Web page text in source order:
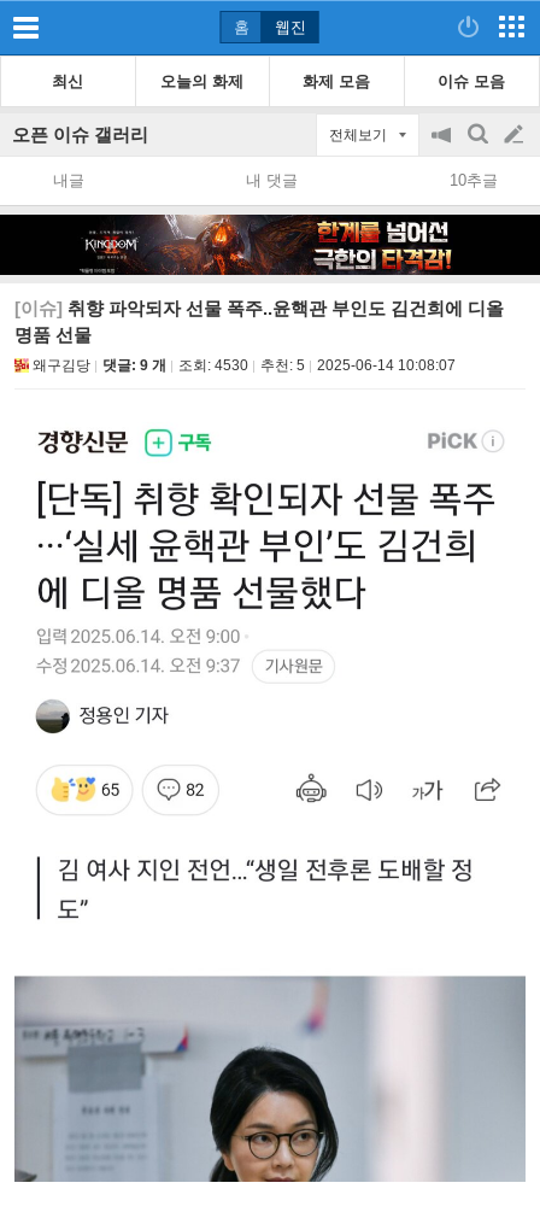
홈 웹진
최신 오늘의 화제 화제 모음 이슈 모음
오픈 이슈 갤러리 전체보기
공
지
on/off
검
색
글
쓰
내글 내 댓글 10추글
[이슈] 취향 파악되자 선물 폭주..윤핵관 부인도 김건희에 디올
명품 선물
왜구김당 댓글: 9 개 조회: 4530 추천: 5 2025-06-14 10:08:07